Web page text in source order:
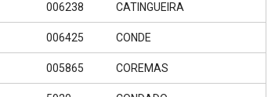
006238 CATINGUEIRA
006425 CONDE
005865 COREMAS